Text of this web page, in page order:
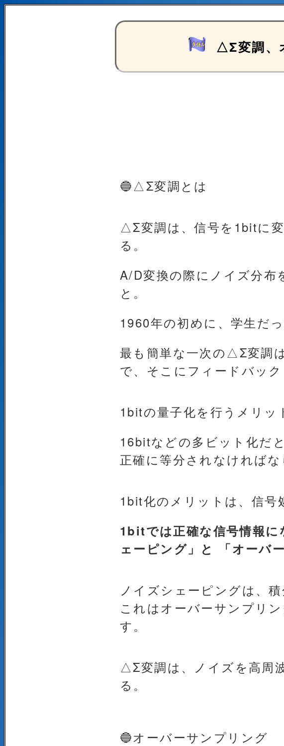
△Σ変調、
🔵△Σ変調とは
△Σ変調は、信号を1bitに
る。
A/D変換の際にノイズ分布
と。
1960年の初めに、学生だ
最も簡単な一次の△Σ変調
で、そこにフィードバッ
1bitの量子化を行うメリッ
16bitなどの多ビット化だ
正確に等分されなければな
1bit化のメリットは、信号
1bitでは正確な信号情報に
ェーピング」と 「オーバ
ノイズシェーピングは、
これはオーバーサンプリ
す。
△Σ変調は、ノイズを高周
る。
🔵オーバーサンプリング